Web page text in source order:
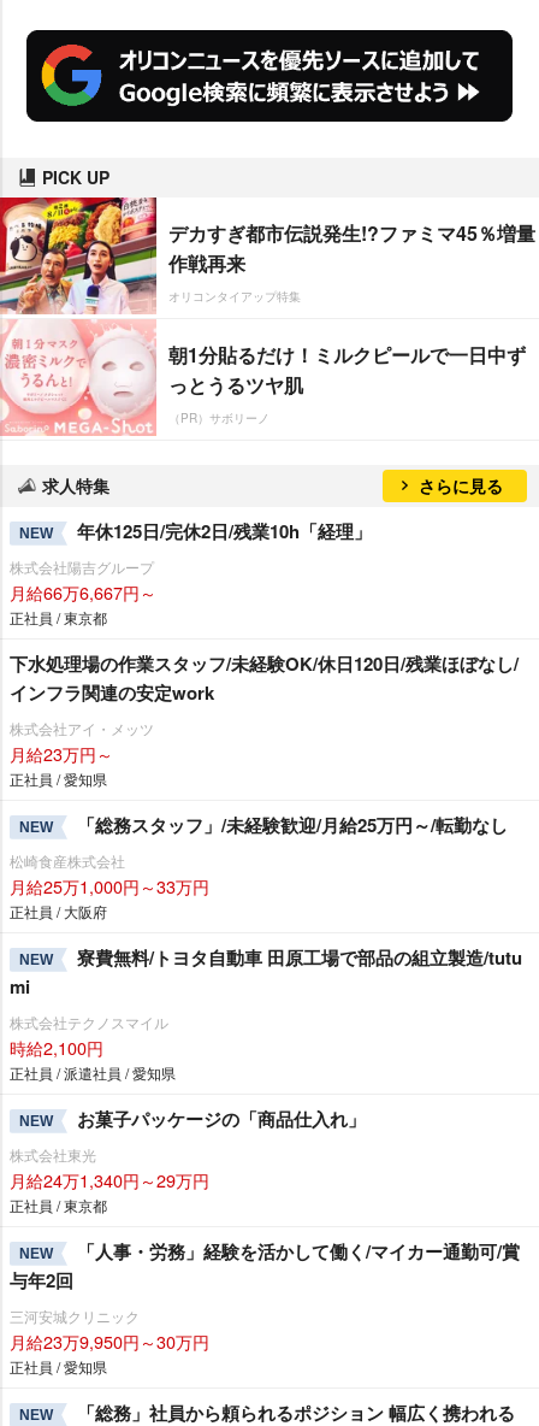
PICK UP
デカすぎ都市伝説発生!?ファミマ45％増量
作戦再来
オリコンタイアップ特集
朝1分貼るだけ！ミルクピールで一日中ず
っとうるツヤ肌
（PR）サボリーノ
求人特集 さらに見る
NEW 年休125日/完休2日/残業10h「経理」
株式会社陽吉グループ
月給66万6,667円～
正社員 / 東京都
下水処理場の作業スタッフ/未経験OK/休日120日/残業ほぼなし/
インフラ関連の安定work
株式会社アイ・メッツ
月給23万円～
正社員 / 愛知県
NEW 「総務スタッフ」/未経験歓迎/月給25万円～/転勤なし
松崎食産株式会社
月給25万1,000円～33万円
正社員 / 大阪府
NEW
寮費無料/トヨタ自動車 田原工場で部品の組立製造/tutu
mi
株式会社テクノスマイル
時給2,100円
正社員 / 派遣社員 / 愛知県
NEW お菓子パッケージの「商品仕入れ」
株式会社東光
月給24万1,340円～29万円
正社員 / 東京都
NEW
「人事・労務」経験を活かして働く/マイカー通勤可/賞
与年2回
三河安城クリニック
月給23万9,950円～30万円
正社員 / 愛知県
NEW
「総務」社員から頼られるポジション 幅広く携われる